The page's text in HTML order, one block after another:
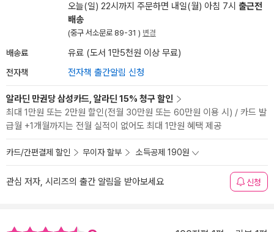
오늘(일) 22시까지 주문하면 내일(월) 아침 7시 출근전
배송
(중구 서소문로 89-31 ) 변경
배송료 유료 (도서 1만5천원 이상 무료)
전자책 전자책 출간알림 신청
알라딘 만권당 삼성카드, 알라딘 15% 청구 할인
최대 1만원 또는 2만원 할인(전월 30만원 또는 60만원 이용 시) / 카드 발
급월 +1개월까지는 전월 실적이 없어도 최대 1만원 혜택 제공
카드/간편결제 할인 무이자 할부 소득공제 190원
관심 저자, 시리즈의 출간 알림을 받아보세요 신청